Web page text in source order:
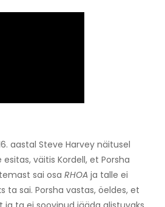
aastal Steve Harvey näitusel
väitis Kordell, et Porsha
sai osa RHOA ja talle ei
ta sai. Porsha vastas, öeldes, et